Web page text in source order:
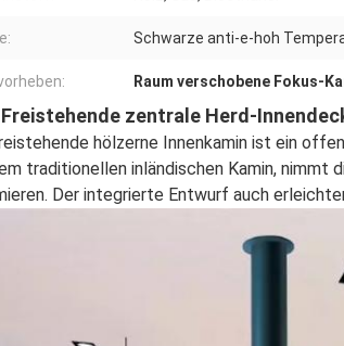
Schwarze anti-e-hoh
Raum verschobene Fokus-
Freistehende zentrale Herd-
hölzerne Innenkamin ist ein
traditionellen inländischen Kamin, nimmt
Der integrierte Entwurf auch